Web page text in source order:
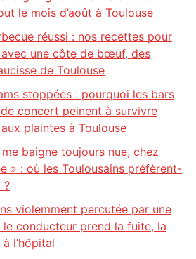
le mois d’août à Toulouse
réussi : nos recettes pour
avec une côte de bœuf, des
de Toulouse
stoppées : pourquoi les bars
concert peinent à survivre
plaintes à Toulouse
me baigne toujours nue, chez
» : où les Toulousains préfèrent-
?
violemment percutée par une
conducteur prend la fuite, la
l’hôpital